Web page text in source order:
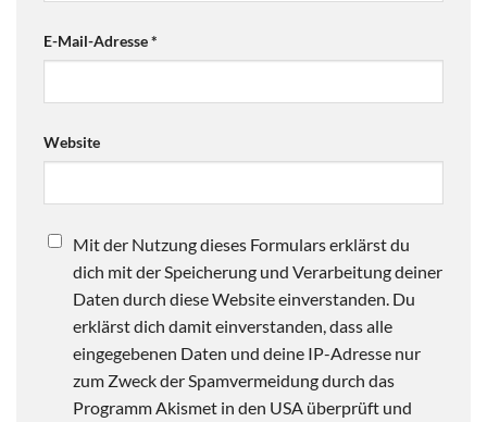
E-Mail-Adresse*
Website
Mit der Nutzung dieses Formulars erklärst du
dich mit der Speicherung und Verarbeitung deiner
Daten durch diese Website einverstanden. Du
erklärst dich damit einverstanden, dass alle
eingegebenen Daten und deine IP-Adresse nur
zum Zweck der Spamvermeidung durch das
Programm Akismet in den USA überprüft und